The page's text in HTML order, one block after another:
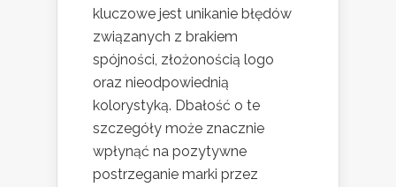
kluczowe jest unikanie błędów
związanych z brakiem
spójności, złożonością logo
oraz nieodpowiednią
kolorystyką. Dbałość o te
szczegóły może znacznie
wpłynąć na pozytywne
postrzeganie marki przez